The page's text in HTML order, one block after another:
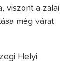
viszont a zalai
még várat
Helyi